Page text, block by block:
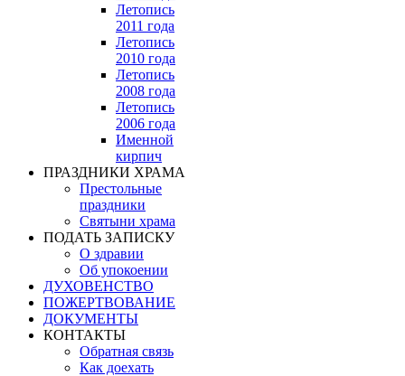
Летопись
2011 года
Летопись
2010 года
Летопись
2008 года
Летопись
2006 года
Именной
кирпич
ПРАЗДНИКИ ХРАМА
Престольные
праздники
Святыни храма
ПОДАТЬ ЗАПИСКУ
О здравии
Об упокоении
ДУХОВЕНСТВО
ПОЖЕРТВОВАНИЕ
ДОКУМЕНТЫ
КОНТАКТЫ
Обратная связь
Как доехать